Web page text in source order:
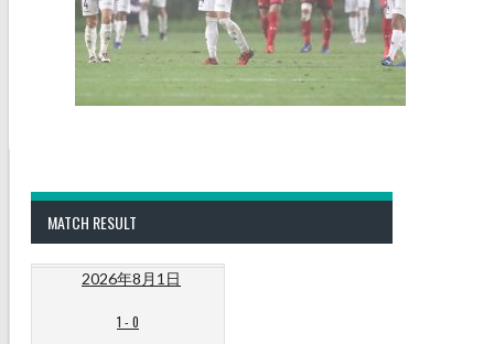
MATCH RESULT
2026年8月1日
1 - 0